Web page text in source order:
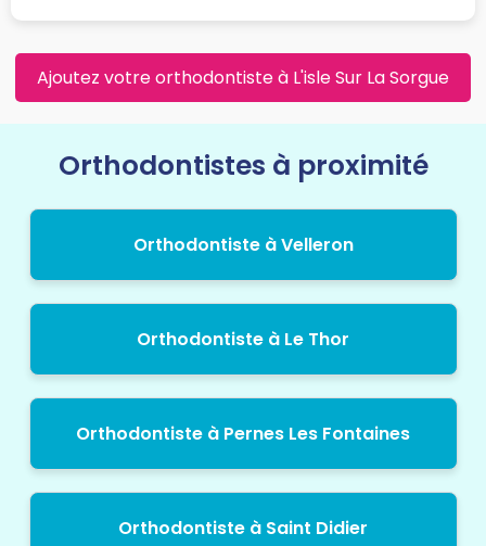
Ajoutez votre orthodontiste à L'isle Sur La Sorgue
Orthodontistes à proximité
Orthodontiste à Velleron
Orthodontiste à Le Thor
Orthodontiste à Pernes Les Fontaines
Orthodontiste à Saint Didier